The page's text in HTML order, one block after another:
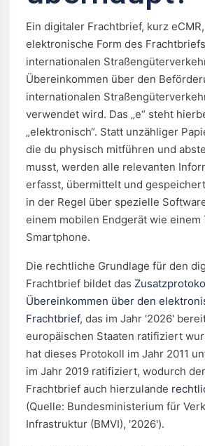
Ein digitaler Frachtbrief, kurz
elektronische Form des
internationalen
Übereinkommen über den
internationalen
verwendet wird. Das „e“ steht
„elektronisch“. Statt unzähliger
die du physisch mitführen und
musst, werden alle relevanten
erfasst, übermittelt und
in der Regel über spezielle
einem mobilen Endgerät wie einem
Smartphone.
Die rechtliche Grundlage für den
Frachtbrief bildet das
Übereinkommen über den
Frachtbrief, das im Jahr '2026'
europäischen Staaten ratifiziert
hat dieses Protokoll im Jahr 2011
im Jahr 2019 ratifiziert, wodurch
Frachtbrief auch hierzulande
(Quelle: Bundesministerium für
Infrastruktur (BMVI), '2026').